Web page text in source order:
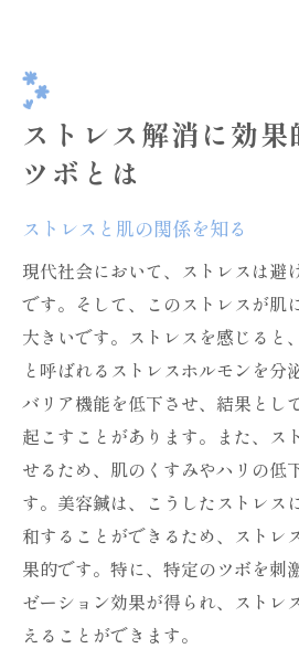
ストレス解消に効果
ツボとは
ストレスと肌の関係を知る
現代社会において、ストレスは避
です。そして、このストレスが肌
大きいです。ストレスを感じると
と呼ばれるストレスホルモンを分
バリア機能を低下させ、結果とし
起こすことがあります。また、ス
せるため、肌のくすみやハリの低
す。美容鍼は、こうしたストレス
和することができるため、ストレ
果的です。特に、特定のツボを刺
ゼーション効果が得られ、ストレ
えることができます。